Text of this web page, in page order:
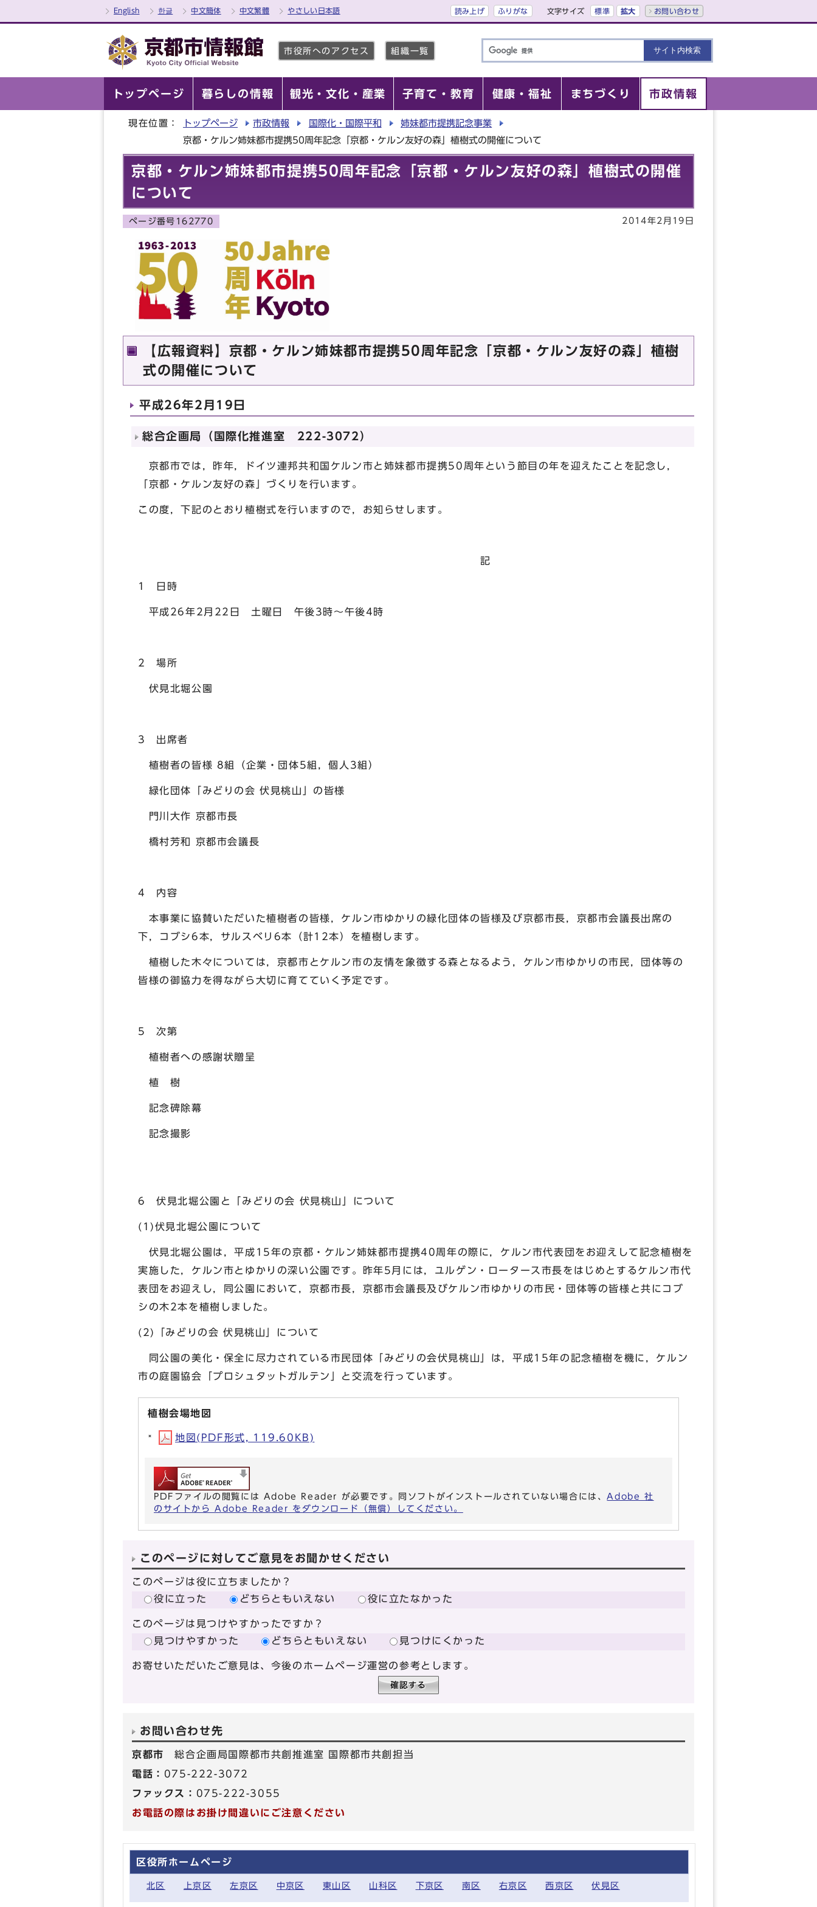
English 한글 中文簡体 中文繁體 やさしい日本語 読み上げ ふりがな 文字サイズ 標準 拡大 お問い合わせ
市役所へのアクセス 組織一覧
トップページ 暮らしの情報 観光・文化・産業 子育て・教育 健康・福祉 まちづくり 市政情報
現在位置： トップページ 市政情報 国際化・国際平和
姉妹都市提携記念事業
京都・ケルン姉妹都市提携50周年記念「京都・ケルン友好の森」植樹式の開催について
京都・ケルン姉妹都市提携50周年記念「京都・ケルン友好の森」植樹式の開催
について
ページ番号162770 2014年2月19日
【広報資料】京都・ケルン姉妹都市提携50周年記念「京都・ケルン友好の森」植樹
式の開催について
平成26年2月19日
総合企画局（国際化推進室 222-3072）
京都市では，昨年，ドイツ連邦共和国ケルン市と姉妹都市提携50周年という節目の年を迎えたことを記念し，
「京都・ケルン友好の森」づくりを行います。
この度，下記のとおり植樹式を行いますので，お知らせします。
記
1 日時
平成26年2月22日 土曜日 午後3時～午後4時
2 場所
伏見北堀公園
3 出席者
植樹者の皆様 8組（企業・団体5組，個人3組）
緑化団体「みどりの会 伏見桃山」の皆様
門川大作 京都市長
橋村芳和 京都市会議長
4 内容
本事業に協賛いただいた植樹者の皆様，ケルン市ゆかりの緑化団体の皆様及び京都市長，京都市会議長出席の
下，コブシ6本，サルスベリ6本（計12本）を植樹します。
植樹した木々については，京都市とケルン市の友情を象徴する森となるよう，ケルン市ゆかりの市民，団体等の
皆様の御協力を得ながら大切に育てていく予定です。
5 次第
植樹者への感謝状贈呈
植 樹
記念碑除幕
記念撮影
6 伏見北堀公園と「みどりの会 伏見桃山」について
(1)伏見北堀公園について
伏見北堀公園は，平成15年の京都・ケルン姉妹都市提携40周年の際に，ケルン市代表団をお迎えして記念植樹を
実施した，ケルン市とゆかりの深い公園です。昨年5月には，ユルゲン・ロータース市長をはじめとするケルン市代
表団をお迎えし，同公園において，京都市長，京都市会議長及びケルン市ゆかりの市民・団体等の皆様と共にコブ
シの木2本を植樹しました。
(2)「みどりの会 伏見桃山」について
同公園の美化・保全に尽力されている市民団体「みどりの会伏見桃山」は，平成15年の記念植樹を機に，ケルン
市の庭園協会「プロシュタットガルテン」と交流を行っています。
植樹会場地図
地図(PDF形式, 119.60KB)
PDFファイルの閲覧には Adobe Reader が必要です。同ソフトがインストールされていない場合には、Adobe 社
のサイトから Adobe Reader をダウンロード（無償）してください。
このページに対してご意見をお聞かせください
このページは役に立ちましたか？
役に立った
どちらともいえない 役に立たなかった
このページは見つけやすかったですか？
見つけやすかった
どちらともいえない 見つけにくかった
お寄せいただいたご意見は、今後のホームページ運営の参考とします。
お問い合わせ先
京都市総合企画局国際都市共創推進室 国際都市共創担当
電話： 075-222-3072
ファックス： 075-222-3055
お電話の際はお掛け間違いにご注意ください
区役所ホームページ
北区 上京区 左京区 中京区 東山区 山科区 下京区 南区 右京区 西京区 伏見区